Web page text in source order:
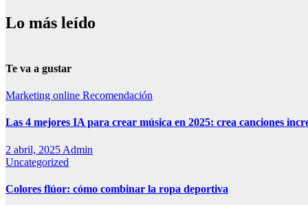
Lo más leído
Te va a gustar
Marketing online Recomendación
Las 4 mejores IA para crear música en 2025: crea canciones
2 abril, 2025 Admin
Uncategorized
Colores flúor: cómo combinar la ropa deportiva